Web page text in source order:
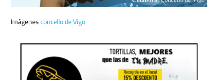
Imágenesconcello de Vigo